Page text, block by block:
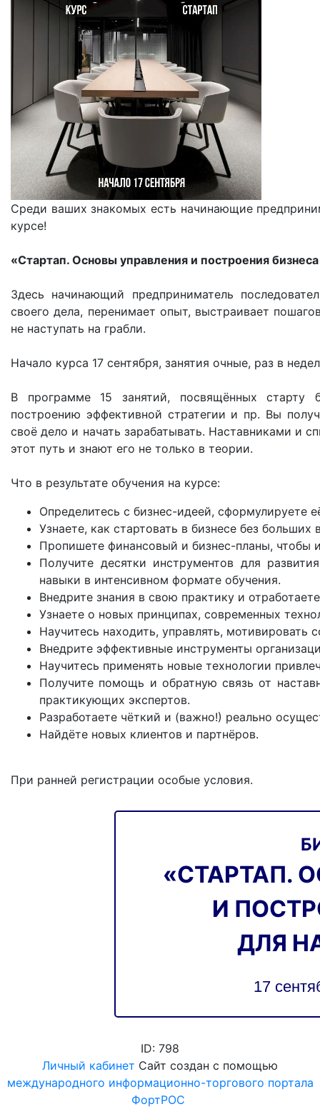
Среди ваших знакомых есть начинающие
курсе!
«Стартап. Основы управления и построения
Здесь начинающий предприниматель
своего дела, перенимает опыт, выстраивает
не наступать на грабли.
Начало курса 17 сентября, занятия очные, раз в
В программе 15 занятий, посвящённых старту
построению эффективной стратегии и пр. Вы
своё дело и начать зарабатывать. Наставниками и
этот путь и знают его не только в теории.
Что в результате обучения на курсе:
Определитесь с бизнес-идеей, сформулируете
Узнаете, как стартовать в бизнесе без больших
Пропишете финансовый и бизнес-планы, чтобы
Получите десятки инструментов для
навыки в интенсивном формате обучения.
Внедрите знания в свою практику и
Узнаете о новых принципах, современных
Научитесь находить, управлять, мотивировать
Внедрите эффективные инструменты
Научитесь применять новые технологии
Получите помощь и обратную связь от
практикующих экспертов.
Разработаете чёткий и (важно!) реально
Найдёте новых клиентов и партнёров.
При ранней регистрации особые условия.
«СТАРТАП.
И
ДЛЯ
17
ID: 798
Личный кабинет Сайт создан с помощью
международного информационно-торгового портала
ФортРОС